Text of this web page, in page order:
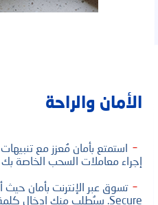
الأمان والراحة
استمتع بأمان مُعزز مع
إجراء معاملات السحب الخاصة بك